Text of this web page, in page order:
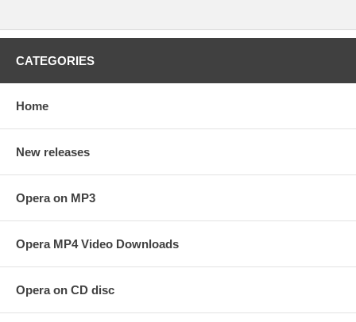
CATEGORIES
Home
New releases
Opera on MP3
Opera MP4 Video Downloads
Opera on CD disc